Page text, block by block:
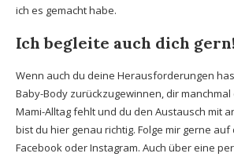
ich es gemacht habe.
Ich begleite auch dich gern!
Wenn auch du deine Herausforderungen
Baby-Body zurückzugewinnen, dir
Mami-Alltag fehlt und du den Austausch mit
bist du hier genau richtig. Folge mir gerne auf
Facebook oder Instagram. Auch über eine